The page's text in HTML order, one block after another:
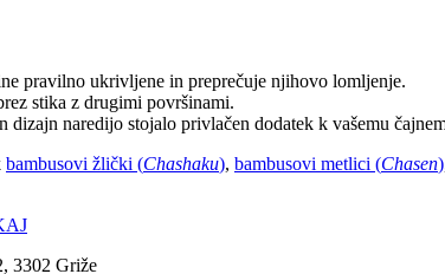
pravilno ukrivljene in preprečuje njihovo lomljenje.
stika z drugimi površinami.
dizajn naredijo stojalo privlačen dodatek k vašemu
bambusovi žlički (Chashaku), bambusovi metlici (Chasen)
3302 Griže